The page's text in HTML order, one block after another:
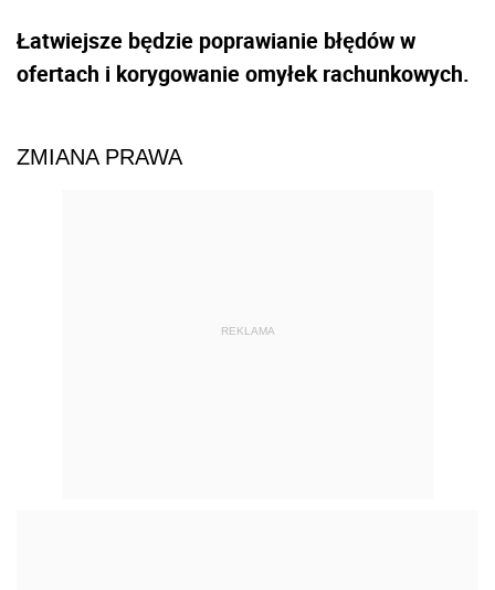
Łatwiejsze będzie poprawianie błędów w
ofertach i korygowanie omyłek rachunkowych.
ZMIANA PRAWA
REKLAMA